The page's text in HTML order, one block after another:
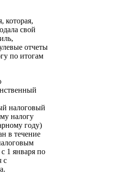
которая,
свой
отчеты
по итогам
налоговый
налогу
году)
в течение
1 января по
с